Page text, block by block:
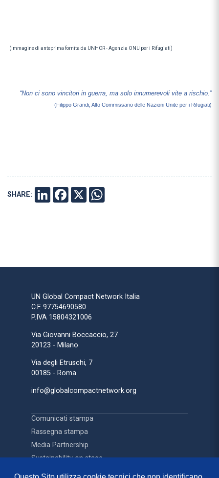
(Immagine di anteprima fornita da UNHCR - Agenzia ONU per i Rifugiati)
“Non ci sono vincitori in guerra, ma solo innumerevoli vite a rischio.”
(Filippo Grandi, Alto Commissario delle Nazioni Unite per i Rifugiati)
SHARE: LINKEDINFACEBOOK
X
UN Global Compact Network Italia
C.F. 97754690580
P.IVA 15804321006
Via Giovanni Boccaccio, 27
20123 - Milano
Via degli Etruschi, 7
00185 - Roma
info@globalcompactnetwork.org
Comunicati stampa
Rassegna stampa
Media Partnership
Sustainability on stage